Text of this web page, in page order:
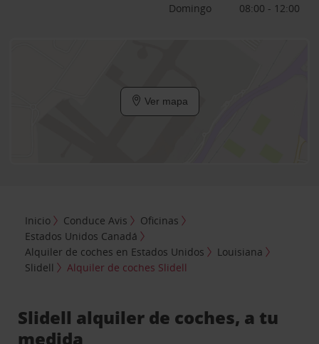
Domingo
08:00 - 12:00
Ver mapa
Inicio Conduce Avis
Oficinas
Estados Unidos Canadá
Alquiler de coches en Estados Unidos
Louisiana
Slidell
Alquiler de coches Slidell
Slidell alquiler de coches, a tu
medida